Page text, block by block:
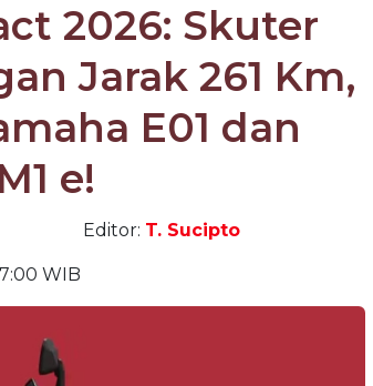
2026: Skuter
Jarak 261 Km,
E01 dan
e!
Editor: T. Sucipto
WIB